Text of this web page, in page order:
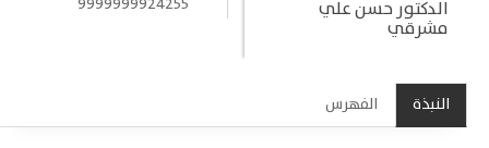
الدكتور حسن علي
مشرقي
النبذة الفهرس